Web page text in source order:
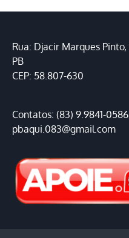
Rua: Djacir Marques
PB
CEP: 58.807-630
Contatos: (83) 9.9841-
pbaqui.083@gmail.com